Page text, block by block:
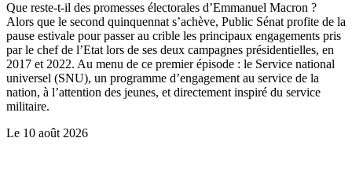
Que reste-t-il des promesses électorales d’Emmanuel Macron ?
Alors que le second quinquennat s’achève, Public Sénat profite de la
pause estivale pour passer au crible les principaux engagements pris
par le chef de l’Etat lors de ses deux campagnes présidentielles, en
2017 et 2022. Au menu de ce premier épisode : le Service national
universel (SNU), un programme d’engagement au service de la
nation, à l’attention des jeunes, et directement inspiré du service
militaire.
Le 10 août 2026